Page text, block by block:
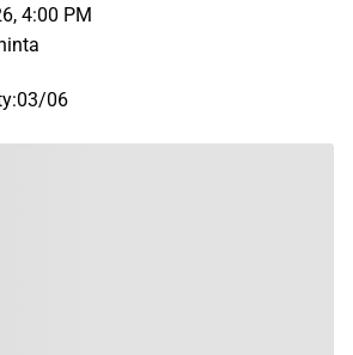
4:00 PM
:03/06